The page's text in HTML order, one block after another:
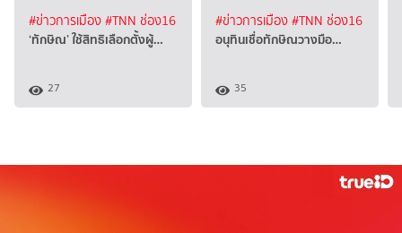
#ข่าวการเมือง#TNN ช่อง16
‘ทักษิณ’ ใช้สิทธิเลือกตั้งผู้…
27
#ข่าวการเมือง#TNN ช่อง16
อนุทินเชื่อทักษิณวางมือ…
35